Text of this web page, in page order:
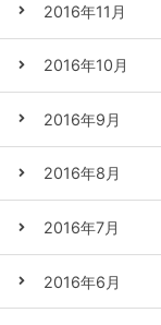
2016年11月
2016年10月
2016年9月
2016年8月
2016年7月
2016年6月